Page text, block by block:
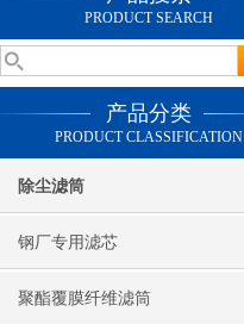
PRODUCT SEARCH
产品分类
PRODUCT CLASSIFICATION
除尘滤筒
钢厂专用滤芯
聚酯覆膜纤维滤筒